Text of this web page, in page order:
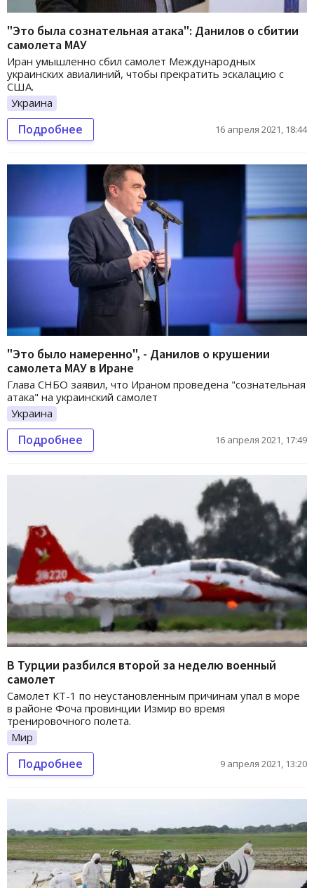
"Это была сознательная атака": Данилов о сбитии
самолета МАУ
Иран умышленно сбил самолет Международных
украинских авиалиний, чтобы прекратить эскалацию с
США.
Украина
Подробнее 16 апреля 2021, 18:44
"Это было намеренно", - Данилов о крушении
самолета МАУ в Иране
Глава СНБО заявил, что Ираном проведена "сознательная
атака" на украинский самолет
Украина
Подробнее 16 апреля 2021, 17:49
В Турции разбился второй за неделю военный
самолет
Самолет КТ-1 по неустановленным причинам упал в море
в районе Фоча провинции Измир во время
тренировочного полета.
Мир
Подробнее 9 апреля 2021, 13:20